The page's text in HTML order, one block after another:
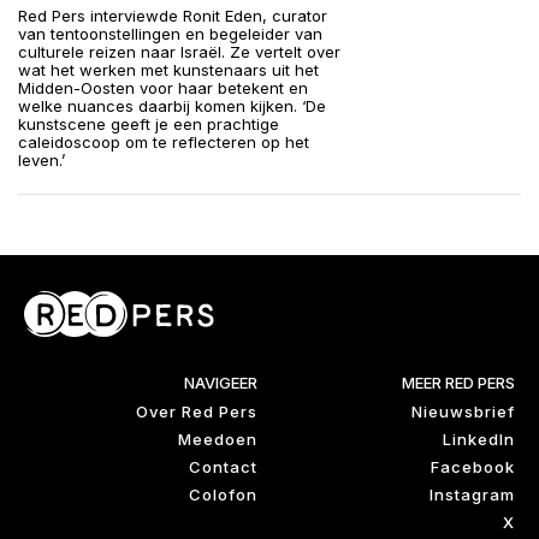
Red Pers interviewde Ronit Eden, curator
van tentoonstellingen en begeleider van
culturele reizen naar Israël. Ze vertelt over
wat het werken met kunstenaars uit het
Midden-Oosten voor haar betekent en
welke nuances daarbij komen kijken. ‘De
kunstscene geeft je een prachtige
caleidoscoop om te reflecteren op het
leven.’
NAVIGEER
Over Red Pers
Meedoen
Contact
Colofon
MEER RED PERS
Nieuwsbrief
LinkedIn
Facebook
Instagram
X